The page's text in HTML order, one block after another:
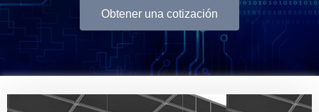
Obtener una cotización